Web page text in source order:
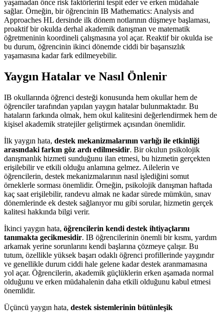
yaşamadan önce risk faktörlerini tespit eder ve erken müdahale
sağlar. Örneğin, bir öğrencinin IB Mathematics: Analysis and
Approaches HL dersinde ilk dönem notlarının düşmeye başlaması,
proaktif bir okulda derhal akademik danışman ve matematik
öğretmeninin koordineli çalışmasına yol açar. Reaktif bir okulda ise
bu durum, öğrencinin ikinci dönemde ciddi bir başarısızlık
yaşamasına kadar fark edilmeyebilir.
Yaygın Hatalar ve Nasıl Önlenir
IB okullarında öğrenci desteği konusunda hem okullar hem de
öğrenciler tarafından yapılan yaygın hatalar bulunmaktadır. Bu
hataların farkında olmak, hem okul kalitesini değerlendirmek hem de
kişisel akademik stratejiler geliştirmek açısından önemlidir.
İlk yaygın hata, destek mekanizmalarının varlığı ile etkinliği
arasındaki farkın göz ardı edilmesidir. Bir okulun psikolojik
danışmanlık hizmeti sunduğunu ilan etmesi, bu hizmetin gerçekten
erişilebilir ve etkili olduğu anlamına gelmez. Ailelerin ve
öğrencilerin, destek mekanizmalarının nasıl işlediğini somut
örneklerle sorması önemlidir. Örneğin, psikolojik danışman haftada
kaç saat erişilebilir, randevu almak ne kadar sürede mümkün, sınav
dönemlerinde ek destek sağlanıyor mu gibi sorular, hizmetin gerçek
kalitesi hakkında bilgi verir.
İkinci yaygın hata, öğrencilerin kendi destek ihtiyaçlarını
tanımakta gecikmesidir. IB öğrencilerinin önemli bir kısmı, yardım
arkamak yerine sorunlarını kendi başlarına çözmeye çalışır. Bu
tutum, özellikle yüksek başarı odaklı öğrenci profillerinde yaygındır
ve genellikle durum ciddi hale gelene kadar destek aranmamasına
yol açar. Öğrencilerin, akademik güçlüklerin erken aşamada normal
olduğunu ve erken müdahalenin daha etkili olduğunu kabul etmesi
önemlidir.
Üçüncü yaygın hata, destek sistemlerinin bütünleşik